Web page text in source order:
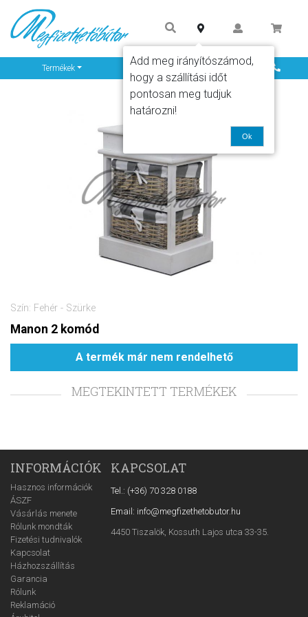
Termékek Info
Szín: Fehér - Szürke
Manon 2 komód
A termék már nem rendelhető
MEGTEKINTETT TERMÉKEK
INFORMÁCIÓK
Hasznos információk
ÁSZF
Vásárlás menete
Rólunk mondták
Fizetési tudnivalók
Kapcsolat
Házhozszállítás
Garancia
Rólunk
Reklamáció
KAPCSOLAT
Tel.: (+36) 70 328 0188
Email: info@megfizethetobutor.hu
4450 Tiszalök, Kossuth Lajos utca 33-35.
Add meg irányítószámod,
hogy a szállítási időt
pontosan meg tudjuk
határozni!
Ok